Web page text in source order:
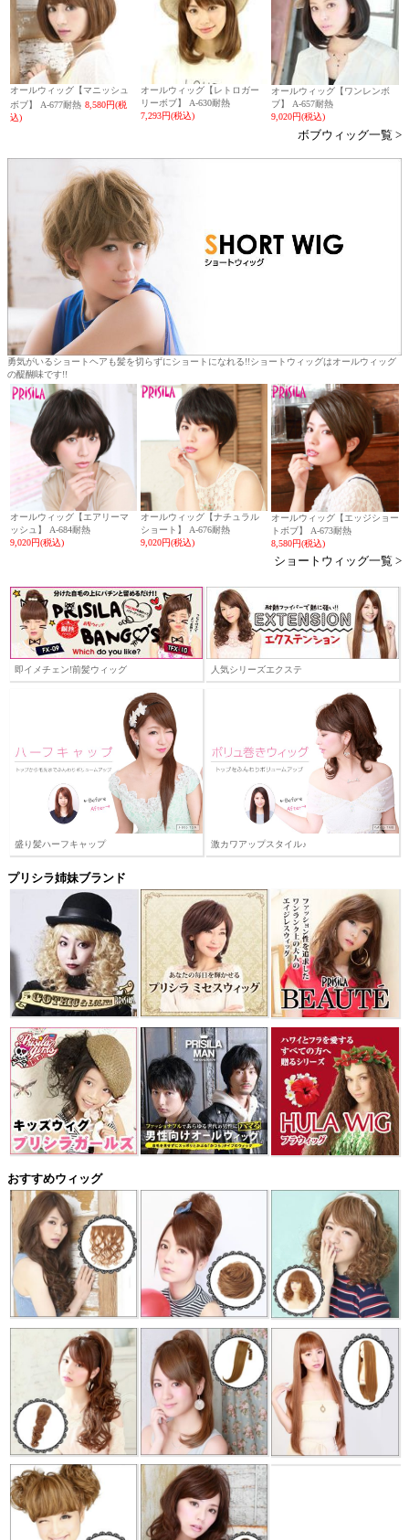
オールウィッグ【マニッシュ
ボブ】 A-677耐熱 8,580円(税
込)
オールウィッグ【レトロガー
リーボブ】 A-630耐熱
7,293円(税込)
オールウィッグ【ワンレンボ
ブ】 A-657耐熱
9,020円(税込)
ボブウィッグ一覧 >
勇気がいるショートヘアも髪を切らずにショートになれる!!ショートウィッグはオールウィッグ
の醍醐味です!!
オールウィッグ【エアリーマ
ッシュ】 A-684耐熱
9,020円(税込)
オールウィッグ【ナチュラル
ショート】 A-676耐熱
9,020円(税込)
オールウィッグ【エッジショー
トボブ】 A-673耐熱
8,580円(税込)
ショートウィッグ一覧 >
即イメチェン!前髪ウィッグ 人気シリーズエクステ
盛り髪ハーフキャップ 激カワアップスタイル♪
プリシラ姉妹ブランド
おすすめウィッグ